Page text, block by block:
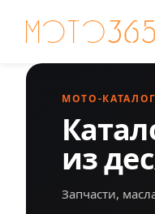
МОТО-КАТАЛОГ
из
Запчасти,